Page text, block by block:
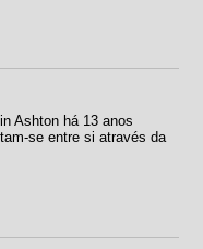
Ashton há 13 anos
se entre si através da